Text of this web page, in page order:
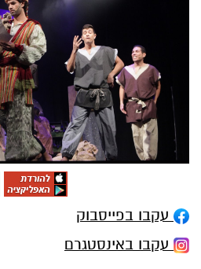
עקבו בפייסבוק
עקבו באינסטגרם